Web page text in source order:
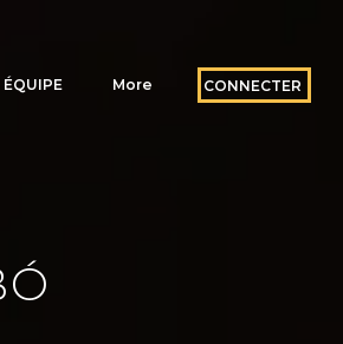
ÉQUIPE More CONNECTER